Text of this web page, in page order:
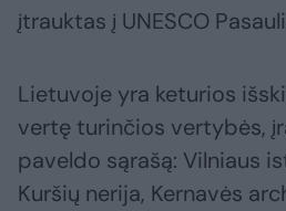
įtrauktas į UNESCO
Lietuvoje yra keturios
vertę turinčios vertybės,
paveldo sąrašą: Vilniaus
Kuršių nerija, Kernavės